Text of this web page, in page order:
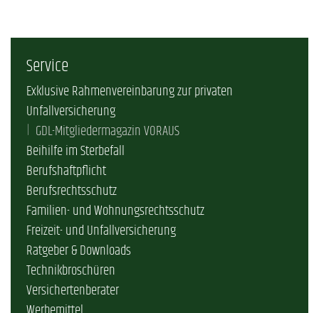
Service
Exklusive Rahmenvereinbarung zur privaten
Unfallversicherung
GDL-Mitgliedermagazin VORAUS
Beihilfe im Sterbefall
Berufshaftpflicht
Berufsrechtsschutz
Familien- und Wohnungsrechtsschutz
Freizeit- und Unfallversicherung
Ratgeber & Downloads
Technikbroschüren
Versichertenberater